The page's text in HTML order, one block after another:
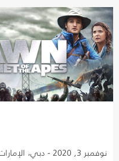
نوفمبر 3, 2020 - دبي، الإمارات العربية المتحدة